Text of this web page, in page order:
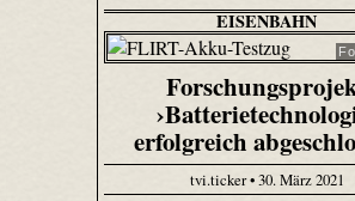
EISENBAHN
erfolgreich
tvi.ticker • 30. März 2021